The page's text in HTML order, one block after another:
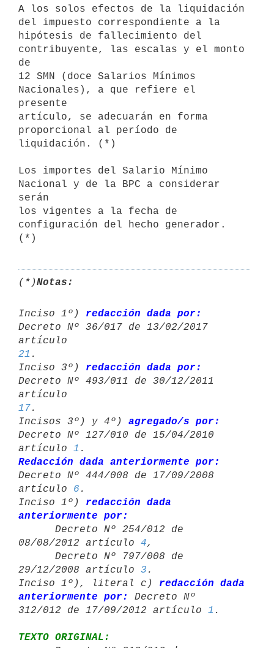
A los solos efectos de la liquidación
del impuesto correspondiente a la
hipótesis de fallecimiento del
contribuyente, las escalas y el monto
de
12 SMN (doce Salarios Mínimos
Nacionales), a que refiere el
presente
artículo, se adecuarán en forma
proporcional al período de
liquidación. (*)
Los importes del Salario Mínimo
Nacional y de la BPC a considerar
serán
los vigentes a la fecha de
configuración del hecho generador.
(*)
(*)Notas:
Inciso 1º) redacción dada por:
Decreto Nº 36/017 de 13/02/2017
artículo
21 .
Inciso 3º) redacción dada por:
Decreto Nº 493/011 de 30/12/2011
artículo
17.
Incisos 3º) y 4º) agregado/s por:
Decreto Nº 127/010 de 15/04/2010
artículo 1
Redacción dada anteriormente por:
Decreto Nº 444/008 de 17/09/2008
artículo 6 .
Inciso 1º) redacción dada
anteriormente por:
08/08/2012 artículo 4,
29/12/2008 artículo 3 .
Inciso 1º), literal c) redacción dada
anteriormente por:
Decreto Nº
312/012 de 17/09/2012 artículo 1
TEXTO ORIGINAL: